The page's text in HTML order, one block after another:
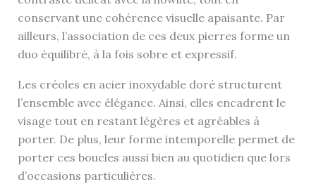
conservant une cohérence visuelle apaisante. Par
ailleurs, l’association de ces deux pierres forme un
duo équilibré, à la fois sobre et expressif.
Les créoles en acier inoxydable doré structurent
l’ensemble avec élégance. Ainsi, elles encadrent le
visage tout en restant légères et agréables à
porter. De plus, leur forme intemporelle permet de
porter ces boucles aussi bien au quotidien que lors
d’occasions particulières.